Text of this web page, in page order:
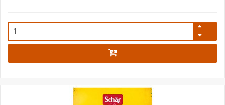
445